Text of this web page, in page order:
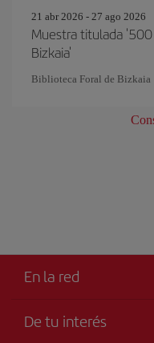
21 abr 2026 - 27 ago 2026
Muestra titulada
Bizkaia'
Biblioteca Foral de Bizkaia
En la red
De tu interés